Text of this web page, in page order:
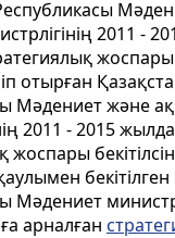
2011 -
отырған
Мәдениет және
2011 - 2015
жоспары
Мәдениет
арналған